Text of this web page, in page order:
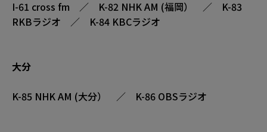
I-61 cross fm ／ K-82 NHK AM (福岡） ／ K-83
RKBラジオ ／ K-84 KBCラジオ
大分
K-85 NHK AM (大分） ／ K-86 OBSラジオ